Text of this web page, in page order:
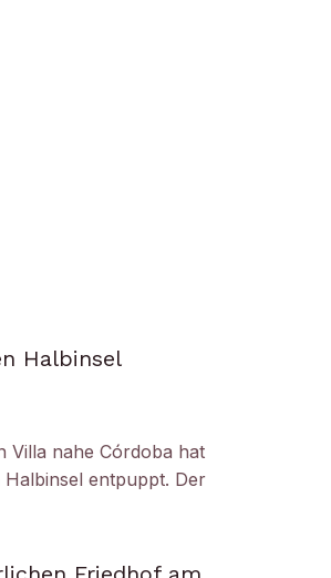
Halbinsel
Villa nahe Córdoba hat
entpuppt. Der